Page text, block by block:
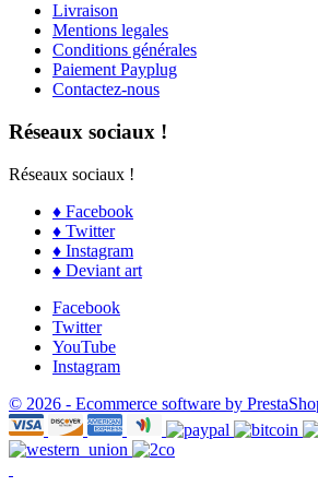
Livraison
Mentions legales
Conditions générales
Paiement Payplug
Contactez-nous
Réseaux sociaux !
Réseaux sociaux !
♦ Facebook
♦ Twitter
♦ Instagram
♦ Deviant art
Facebook
Twitter
YouTube
Instagram
© 2026 - Ecommerce software by